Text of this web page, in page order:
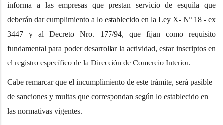
informa a las empresas que prestan servicio de esquila que
deberán dar cumplimiento a lo establecido en la Ley X- Nº 18 - ex
3447 y al Decreto Nro. 177/94, que fijan como requisito
fundamental para poder desarrollar la actividad, estar inscriptos en
el registro específico de la Dirección de Comercio Interior.
Cabe remarcar que el incumplimiento de este trámite, será pasible
de sanciones y multas que correspondan según lo establecido en
las normativas vigentes.